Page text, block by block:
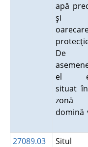
apă
şi
De
el
situat
zonă
domină
27089.03
Situl